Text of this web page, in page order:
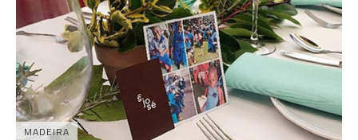
MADEIRA